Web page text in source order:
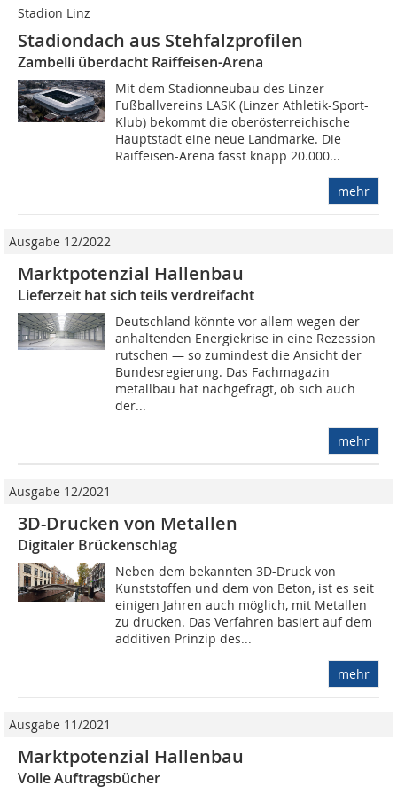
Stadion Linz
Stadiondach aus Stehfalzprofilen
Zambelli überdacht Raiffeisen-Arena
Mit dem Stadionneubau des Linzer
Fußballvereins LASK (Linzer Athletik-Sport-
Klub) bekommt die oberösterreichische
Hauptstadt eine neue Landmarke. Die
Raiffeisen-Arena fasst knapp 20.000...
mehr
Ausgabe 12/2022
Marktpotenzial Hallenbau
Lieferzeit hat sich teils verdreifacht
Deutschland könnte vor allem wegen der
anhaltenden Energiekrise in eine Rezession
rutschen — so zumindest die Ansicht der
Bundesregierung. Das Fachmagazin
metallbau hat nachgefragt, ob sich auch
der...
mehr
Ausgabe 12/2021
3D-Drucken von Metallen
Digitaler Brückenschlag
Neben dem bekannten 3D-Druck von
Kunststoffen und dem von Beton, ist es seit
einigen Jahren auch möglich, mit Metallen
zu drucken. Das Verfahren basiert auf dem
additiven Prinzip des...
mehr
Ausgabe 11/2021
Marktpotenzial Hallenbau
Volle Auftragsbücher